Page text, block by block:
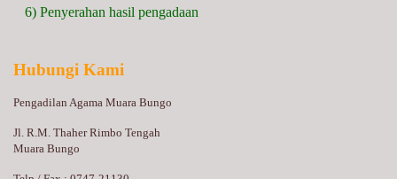
6) Penyerahan hasil pengadaan
Hubungi Kami
Pengadilan Agama Muara Bungo
Jl. R.M. Thaher Rimbo Tengah
Muara Bungo